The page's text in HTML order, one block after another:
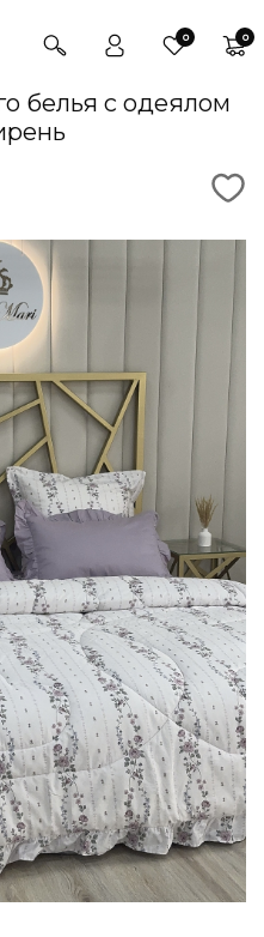
0 0
белья с одеялом